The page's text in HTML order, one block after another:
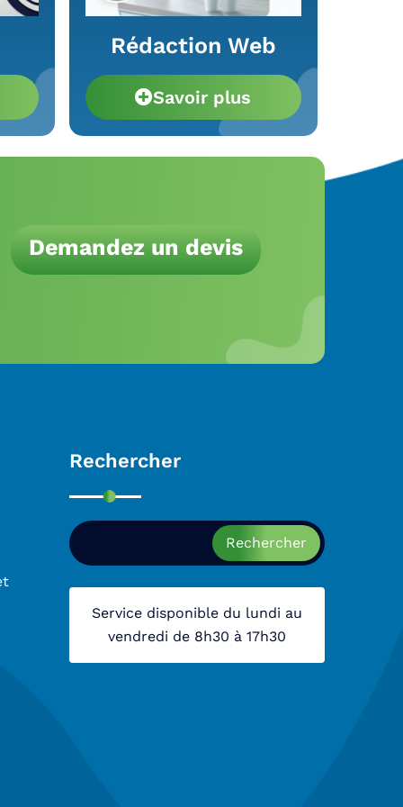
Rédaction Web
Savoir plus
Demandez un devis
Rechercher
Rechercher
Service disponible du lundi au
vendredi de 8h30 à 17h30